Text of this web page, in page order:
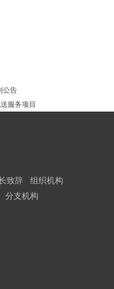
公告
服务项目
致辞
组织机构
分支机构